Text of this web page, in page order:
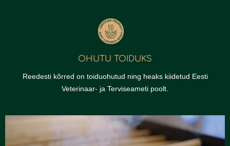
OHUTU TOIDUKS
Reedesti kõrred on toiduohutud ning heaks kiidetud Eesti
Veterinaar- ja Terviseameti poolt.